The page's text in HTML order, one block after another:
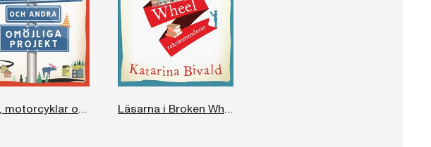
Livet, motorcyklar och andra omöjliga projekt Läsarna i Broken Wheel rekommenderar